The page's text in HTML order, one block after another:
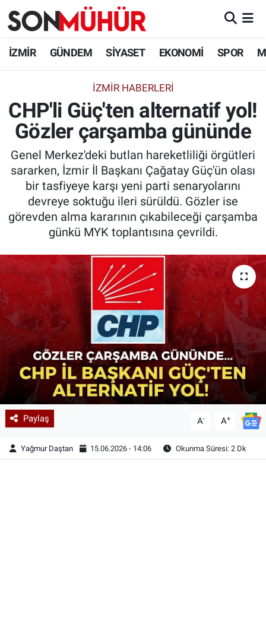
İZMİR GÜNDEM SİYASET EKONOMİ SPOR
İZMIR HABERLERI
CHP'li Güç'ten alternatif yol!
Gözler çarşamba gününde
Genel Merkez'deki butlan hareketliliği örgütleri
sararken, İzmir İl Başkanı Çağatay Güç'ün olası
bir tasfiyeye karşı yeni parti senaryolarını
devreye soktuğu ileri sürüldü. Gözler ise
görevden alma kararının çıkabileceği çarşamba
günkü MYK toplantısına çevrildi.
Paylaş A- A+
Yağmur Daştan 15.06.2026 - 14:06 Okunma Süresi: 2 Dk
İzmir Nöbetçi Eczaneler
İzmir Namaz Vakitleri
İzmir Trafik Yoğunluk Haritası
Süper Lig Puan Durumu ve Fikstür
Tüm Manşetler
Son Dakika Haberleri
Haber Arşivi